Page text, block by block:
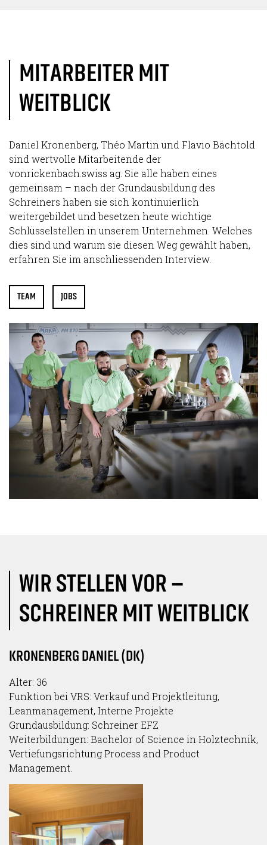
MITARBEITER MIT
WEITBLICK
Daniel Kronenberg, Théo Martin und Flavio Bächtold
sind wertvolle Mitarbeitende der
vonrickenbach.swiss ag. Sie alle haben eines
gemeinsam – nach der Grundausbildung des
Schreiners haben sie sich kontinuierlich
weitergebildet und besetzen heute wichtige
Schlüsselstellen in unserem Unternehmen. Welches
dies sind und warum sie diesen Weg gewählt haben,
erfahren Sie im anschliessenden Interview.
TEAM JOBS
WIR STELLEN VOR –
SCHREINER MIT WEITBLICK
KRONENBERG DANIEL (DK)
Alter: 36
Funktion bei VRS: Verkauf und Projektleitung,
Leanmanagement, Interne Projekte
Grundausbildung: Schreiner EFZ
Weiterbildungen: Bachelor of Science in Holztechnik,
Vertiefungsrichtung Process and Product
Management.